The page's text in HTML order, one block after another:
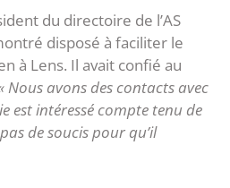
du directoire de l’AS
disposé à faciliter le
à Lens. Il avait confié au
Nous avons des contacts avec
est intéressé compte tenu de
de soucis pour qu’il